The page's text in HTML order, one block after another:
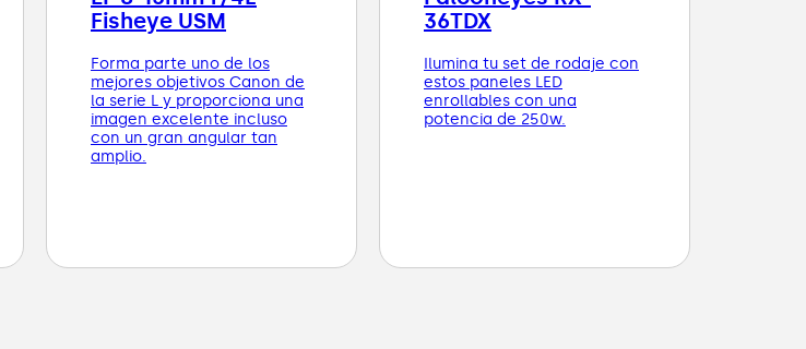
Fisheye USM
Forma parte uno de los
mejores objetivos Canon de
la serie L y proporciona una
imagen excelente incluso
con un gran angular tan
amplio.
36TDX
Ilumina tu set de rodaje con
estos paneles LED
enrollables con una
potencia de 250w.